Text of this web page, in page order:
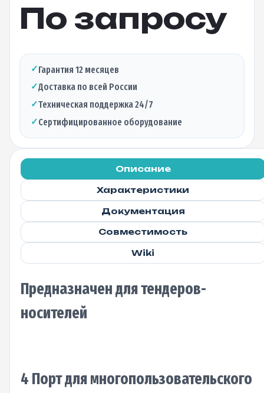
По запросу
✓Гарантия 12 месяцев
✓Доставка по всей России
✓Техническая поддержка 24/7
✓Сертифицированное оборудование
Описание
Характеристики
Документация
Совместимость
Wiki
Предназначен для тендеров-
носителей
4 Порт для многопользовательского